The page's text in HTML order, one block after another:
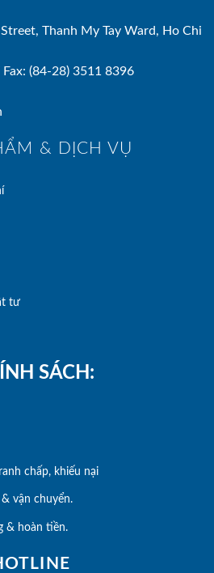
Thanh My Tay Ward, Ho Chi
(84-28) 3511 8396
& DỊCH VỤ
tư
SÁCH:
chấp, khiếu nại
vận chuyển.
& hoàn tiền.